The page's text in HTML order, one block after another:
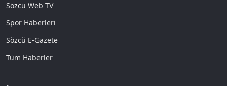
Sözcü Web TV
Spor Haberleri
Sözcü E-Gazete
Tüm Haberler